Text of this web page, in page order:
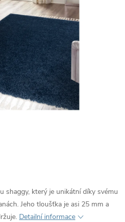
shaggy, který je unikátní díky svému
Jeho tloušťka je asi 25 mm a
Detailní informace